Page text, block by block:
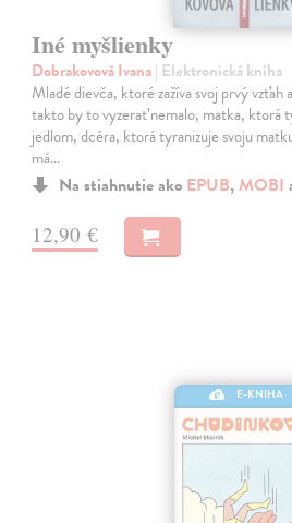
Iné myšlienky
Dobrakovová Ivana| Elektronická kniha
Mladé dievča, ktoré zažíva svoj prvý vzťah
takto by to vyzerať nemalo, matka, ktorá
jedlom, dcéra, ktorá tyranizuje svoju
má…
Na stiahnutie ako EPUB, MOBI
12,90 €
E-KNIHA